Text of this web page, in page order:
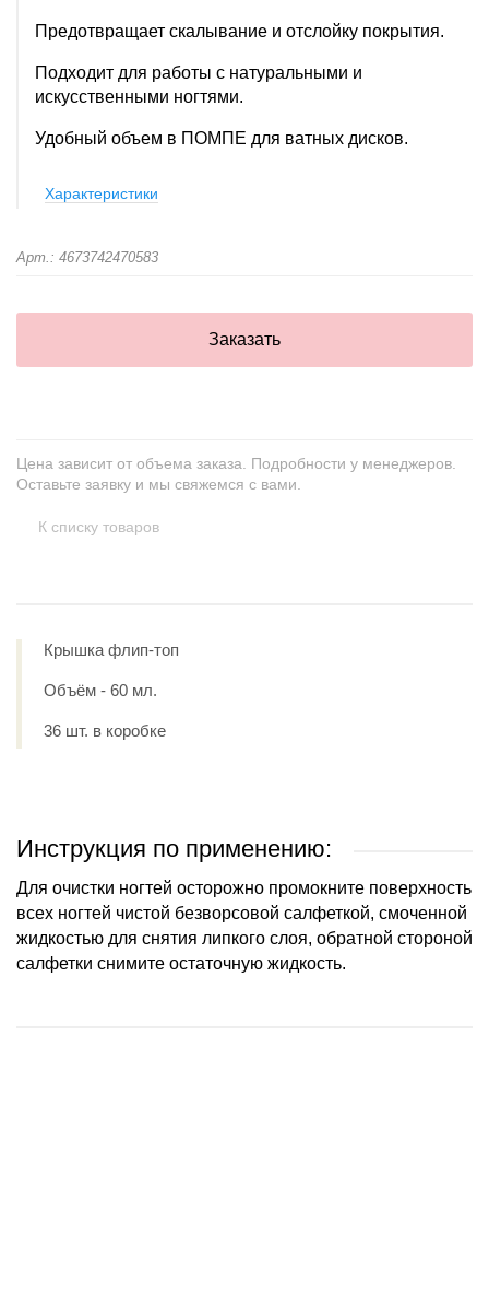
Предотвращает скалывание и отслойку покрытия.
Подходит для работы с натуральными и
искусственными ногтями.
Удобный объем в ПОМПЕ для ватных дисков.
Характеристики
Арт.: 4673742470583
Заказать
Цена зависит от объема заказа. Подробности у менеджеров.
Оставьте заявку и мы свяжемся с вами.
К списку товаров
Крышка флип-топ
Объём - 60 мл.
36 шт. в коробке
Инструкция по применению:
Для очистки ногтей осторожно промокните поверхность
всех ногтей чистой безворсовой салфеткой, смоченной
жидкостью для снятия липкого слоя, обратной стороной
салфетки снимите остаточную жидкость.